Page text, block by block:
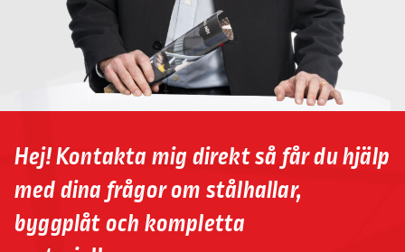
Hej! Kontakta mig direkt så får du hjälp
med dina frågor om stålhallar,
byggplåt och kompletta